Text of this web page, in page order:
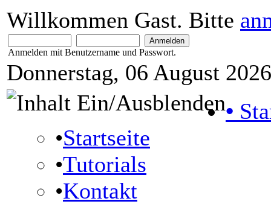
Willkommen Gast. Bitte
Anmelden mit Benutzername und Passwort.
Donnerstag, 06 August
•
•Startseite
•Tutorials
•Kontakt